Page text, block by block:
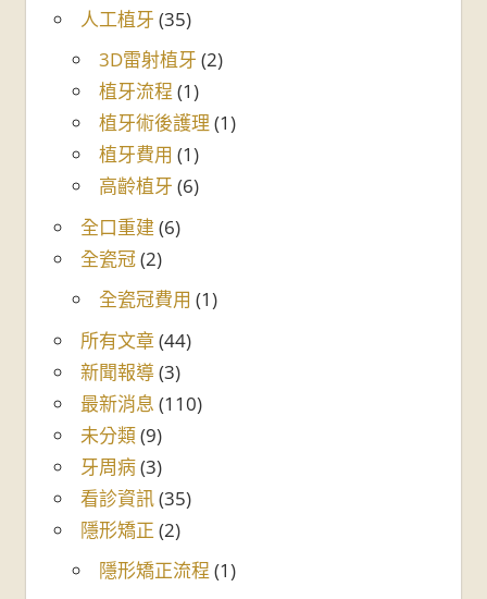
人工植牙 (35)
3D雷射植牙 (2)
植牙流程 (1)
植牙術後護理 (1)
植牙費用 (1)
高齡植牙 (6)
全口重建 (6)
全瓷冠(2)
全瓷冠費用 (1)
所有文章(44)
新聞報導(3)
最新消息 (110)
未分類(9)
牙周病(3)
看診資訊(35)
隱形矯正 (2)
隱形矯正流程 (1)